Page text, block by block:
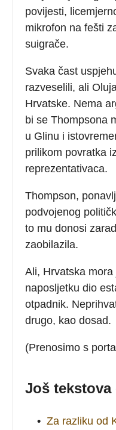
povijesti,
mikrofon na fešti
suigrače.
Svaka čast
razveselili, ali
Hrvatske. Nema
bi se Thompsona
u Glinu i
prilikom povratka
reprezentativaca.
Thompson,
podvojenog
to mu donosi
zaobilazila.
Ali, Hrvatska
naposljetku dio
otpadnik.
drugo, kao dosad.
(Prenosimo s
Još
• Za razliku od